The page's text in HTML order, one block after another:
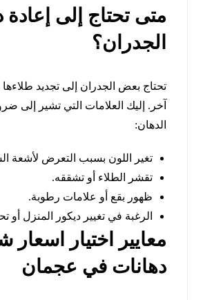
متى تحتاج إلى إعادة
الجدران؟
تحتاج بعض الجدران إلى تجديد
آخر. إليك العلامات التي تشير إلى
الدهان:
تغير اللون بسبب التعرض لأشعة
تقشر الطلاء أو تشققه.
ظهور بقع أو علامات رطوبة.
الرغبة في تغيير ديكور المنزل أو
معايير اختيار اسعار
دهانات في عجمان